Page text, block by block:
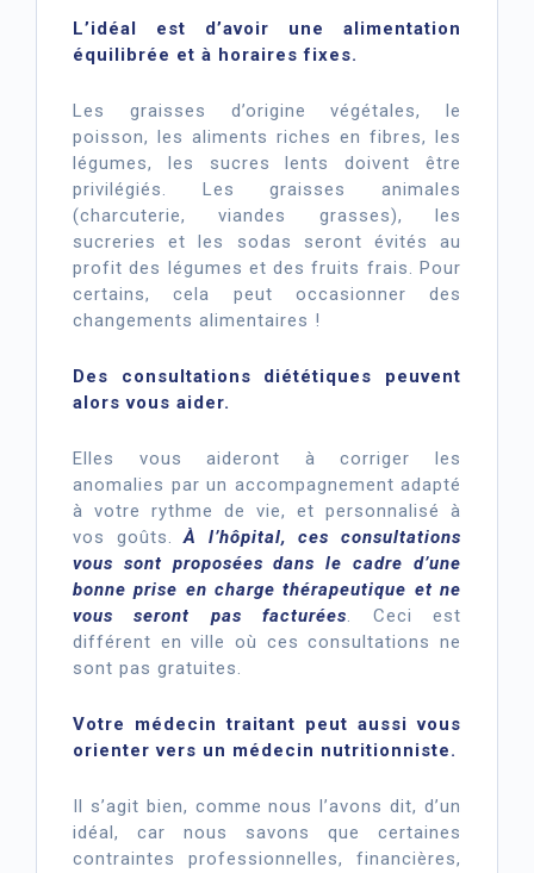
L’idéal est d’avoir une alimentation
équilibrée et à horaires fixes.
Les graisses d’origine végétales, le
poisson, les aliments riches en fibres, les
légumes, les sucres lents doivent être
privilégiés. Les graisses animales
(charcuterie, viandes grasses), les
sucreries et les sodas seront évités au
profit des légumes et des fruits frais. Pour
certains, cela peut occasionner des
changements alimentaires !
Des consultations diététiques peuvent
alors vous aider.
Elles vous aideront à corriger les
anomalies par un accompagnement adapté
à votre rythme de vie, et personnalisé à
vos goûts.À l’hôpital, ces consultations
vous sont proposées dans le cadre d’une
bonne prise en charge thérapeutique et ne
vous seront pas facturées. Ceci est
différent en ville où ces consultations ne
sont pas gratuites.
Votre médecin traitant peut aussi vous
orienter vers un médecin nutritionniste.
Il s’agit bien, comme nous l’avons dit, d’un
idéal, car nous savons que certaines
contraintes professionnelles, financières,